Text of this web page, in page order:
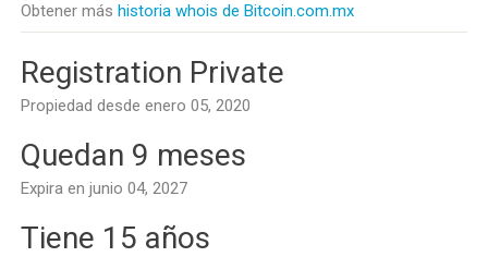
Obtener más historia whois de Bitcoin.com.mx
Registration Private
Propiedad desde enero 05, 2020
Quedan 9 meses
Expira en junio 04, 2027
Tiene 15 años